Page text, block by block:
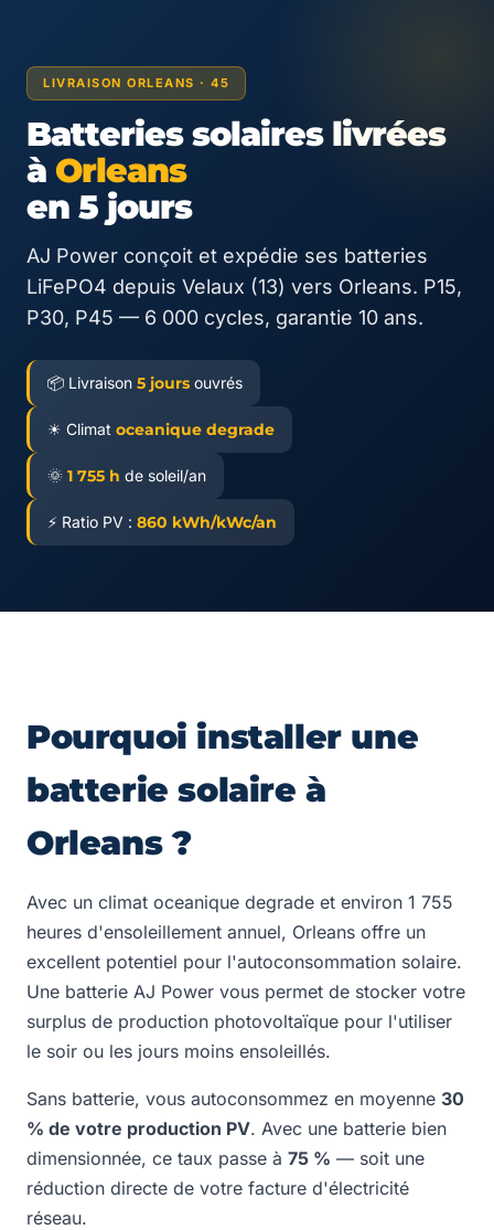
LIVRAISON ORLEANS · 45
Batteries solaires livrées
à Orleans
en 5 jours
AJ Power conçoit et expédie ses batteries
LiFePO4 depuis Velaux (13) vers Orleans. P15,
P30, P45 — 6 000 cycles, garantie 10 ans.
📦 Livraison 5 jours ouvrés
☀ Climat oceanique degrade
🌞 1 755 h de soleil/an
⚡ Ratio PV : 860 kWh/kWc/an
Pourquoi installer une
batterie solaire à
Orleans ?
Avec un climat oceanique degrade et environ 1 755
heures d'ensoleillement annuel, Orleans offre un
excellent potentiel pour l'autoconsommation solaire.
Une batterie AJ Power vous permet de stocker votre
surplus de production photovoltaïque pour l'utiliser
le soir ou les jours moins ensoleillés.
Sans batterie, vous autoconsommez en moyenne 30
% de votre production PV. Avec une batterie bien
dimensionnée, ce taux passe à 75 % — soit une
réduction directe de votre facture d'électricité
réseau.